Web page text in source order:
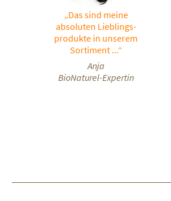
„Das sind meine
absoluten Lieblings-
produkte in unserem
Sortiment ...“
Anja
BioNaturel-Expertin